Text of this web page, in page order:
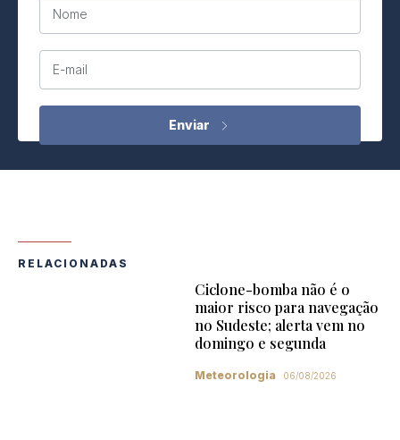
Nome
E-mail
RELACIONADAS
Ciclone-bomba não é o
maior risco para navegação
no Sudeste; alerta vem no
domingo e segunda
Meteorologia 06/08/2026